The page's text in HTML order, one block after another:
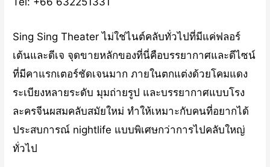
Sing Sing Theater ไม่ใช่ไนต์คลับทั่วไปที่มีแค่ฟลอร์
เต้นและดีเจ จุดขายหลักของที่นี่คือบรรยากาศและดีไซน์
ที่มีคาแรกเตอร์ชัดเจนมาก ภายในตกแต่งด้วยโคมแดง
ระเบียงหลายระดับ มุมถ่ายรูป และบรรยากาศแบบโรง
ละครจีนผสมคลับสมัยใหม่ ทำให้เหมาะกับคนที่อยากได้
ประสบการณ์ nightlife แบบพิเศษกว่าการไปคลับใหญ่
ทั่วไป